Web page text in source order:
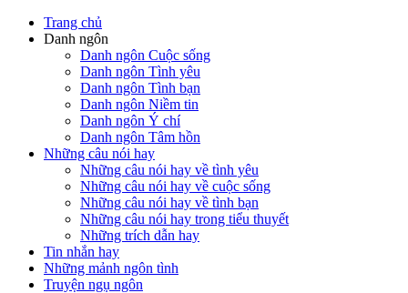
Trang chủ
Danh ngôn
Danh ngôn Cuộc sống
Danh ngôn Tình yêu
Danh ngôn Tình bạn
Danh ngôn Niềm tin
Danh ngôn Ý chí
Danh ngôn Tâm hồn
Những câu nói hay
Những câu nói hay về tình yêu
Những câu nói hay về cuộc sống
Những câu nói hay về tình bạn
Những câu nói hay trong tiểu thuyết
Những trích dẫn hay
Tin nhắn hay
Những mảnh ngôn tình
Truyện ngụ ngôn